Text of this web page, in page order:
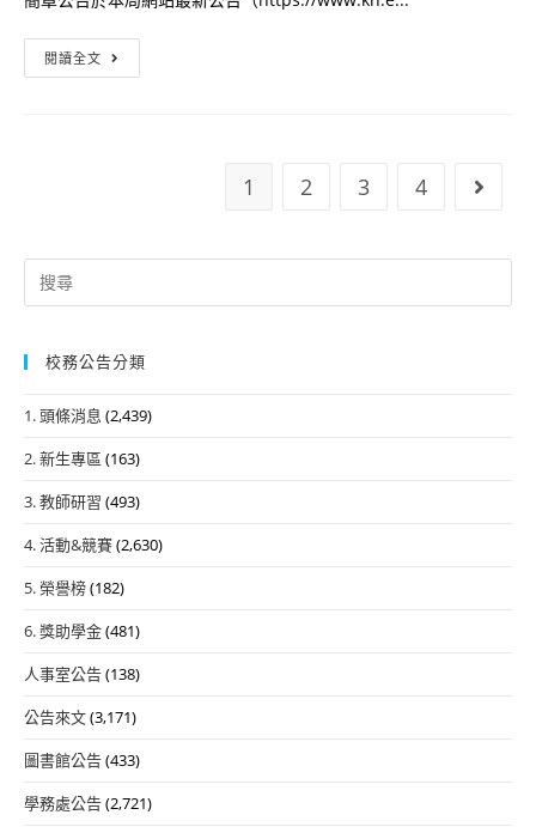
成
果
上
閱讀全文
市
民
各
藝
才
能
班
合
鑑
1 2 3 4 Go to
Search
for:
校務公告分類
1. 頭條消息 (2,439)
2. 新生專區 (163)
3. 教師研習 (493)
4. 活動&競賽(2,630)
5. 榮譽榜(182)
6. 獎助學金(481)
人事室公告(138)
公告來文(3,171)
圖書館公告(433)
學務處公告(2,721)